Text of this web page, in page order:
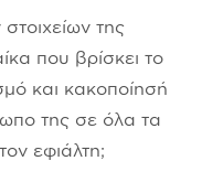
της
που βρίσκει το
και κακοποίησή
της σε όλα τα
εφιάλτη;